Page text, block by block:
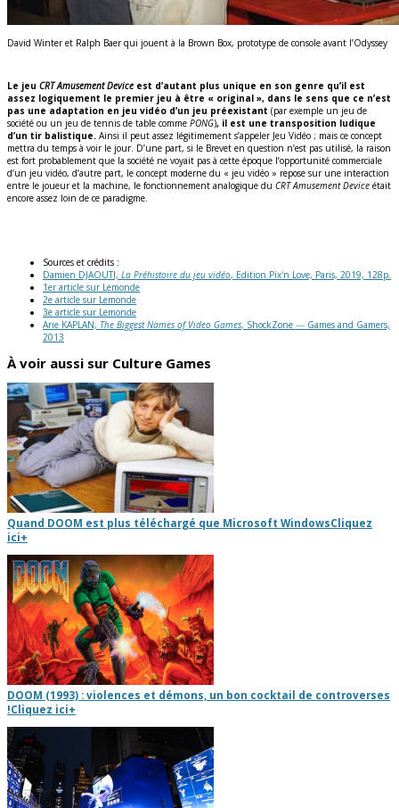
David Winter et Ralph Baer qui jouent à la Brown Box, prototype de console avant l’Odyssey
Le jeu CRT Amusement Device est d’autant plus unique en son genre qu’il est
assez logiquement le premier jeu à être « original », dans le sens que ce n’est
pas une adaptation en jeu vidéo d’un jeu préexistant (par exemple un jeu de
société ou un jeu de tennis de table comme PONG), il est une transposition ludique
d’un tir balistique. Ainsi il peut assez légitimement s’appeler Jeu Vidéo ; mais ce concept
mettra du temps à voir le jour. D’une part, si le Brevet en question n’est pas utilisé, la raison
est fort probablement que la société ne voyait pas à cette époque l’opportunité commerciale
d’un jeu vidéo, d’autre part, le concept moderne du « jeu vidéo » repose sur une interaction
entre le joueur et la machine, le fonctionnement analogique du CRT Amusement Device était
encore assez loin de ce paradigme.
Sources et crédits :
Damien DJAOUTI, La Préhistoire du jeu vidéo, Edition Pix'n Love, Paris, 2019, 128p.
1er article sur Lemonde
2e article sur Lemonde
3e article sur Lemonde
Arie KAPLAN, The Biggest Names of Video Games, ShockZone ― Games and Gamers,
2013
À voir aussi sur Culture Games
Quand DOOM est plus téléchargé que Microsoft WindowsCliquez
ici+
DOOM (1993) : violences et démons, un bon cocktail de controverses
!Cliquez ici+